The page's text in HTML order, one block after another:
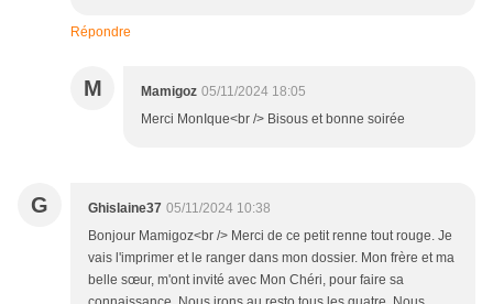
Répondre
M Mamigoz 05/11/2024 18:05
Merci MonIque<br /> Bisous et bonne soirée
G Ghislaine37 05/11/2024 10:38
Bonjour Mamigoz<br /> Merci de ce petit renne tout rouge. Je
vais l'imprimer et le ranger dans mon dossier. Mon frère et ma
belle sœur, m'ont invité avec Mon Chéri, pour faire sa